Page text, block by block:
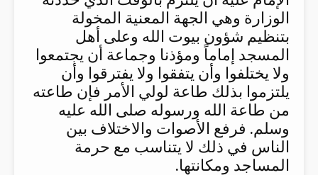
الوزارة وهي الجهة المعنية المخولة
بتنظيم شؤون بيوت الله وعلى أهل
المسجد إماماً ومؤذنا وجماعة أن يجتمعوا
ولا يختلفوا وأن يتفقوا ولا يفترقوا وأن
يلتزموا بذلك طاعة لولي الأمر فإن طاعته
من طاعة الله ورسوله صلى الله عليه
وسلم. فرفع الأصوات والاختلاف بين
الناس في ذلك لا يتناسب مع حرمة
المساجد ومكانتها.